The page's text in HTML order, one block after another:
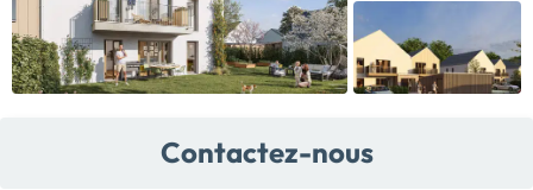
Contactez-nous